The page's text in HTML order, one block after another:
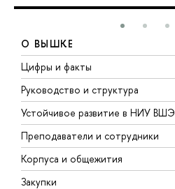
О ВЫШКЕ
Цифры и факты
Руководство и структура
Устойчивое развитие в НИУ ВШЭ
Преподаватели и сотрудники
Корпуса и общежития
Закупки